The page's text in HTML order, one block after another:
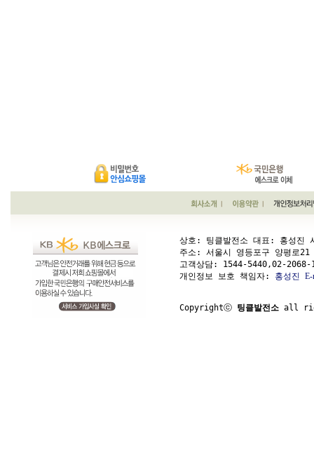
상호: 팅클발전소 대표: 홍성
주소: 서울시 영등포구 양평
고객상담: 1544-5440,02-
개인정보 보호 책임자: 홍성진
Copyrightⓒ 팅클발전소 all